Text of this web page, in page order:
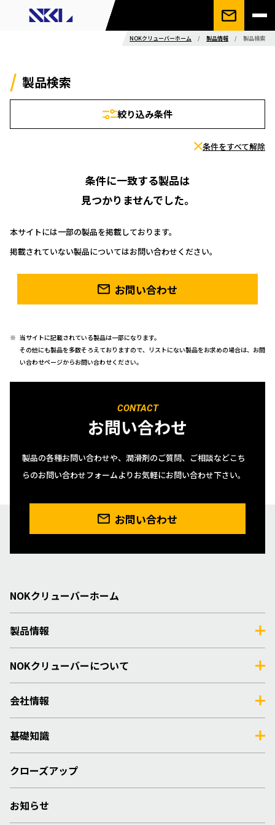
NOKクリューバーホーム / 製品情報 / 製品検索
製品検索
絞り込み条件
条件をすべて解除
条件に一致する製品は
見つかりませんでした。
本サイトには一部の製品を掲載しております。
掲載されていない製品についてはお問い合わせください。
お問い合わせ
当サイトに記載されている製品は一部になります。
その他にも製品を多数そろえておりますので、リストにない製品をお求めの場合は、お問
い合わせページからお問い合わせください。
CONTACT
お問い合わせ
製品の各種お問い合わせや、潤滑剤のご質問、ご相談などこち
らのお問い合わせフォームよりお気軽にお問い合わせ下さい。
お問い合わせ
NOKクリューバーホーム
製品情報
NOKクリューバーについて
会社情報
基礎知識
クローズアップ
お知らせ